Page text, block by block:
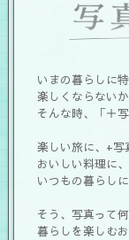
いまの暮らしに
楽しくならないか
そんな時、「＋
楽しい旅に、+写
おいしい料理に
いつもの暮らし
そう、写真って
暮らしを楽しむ